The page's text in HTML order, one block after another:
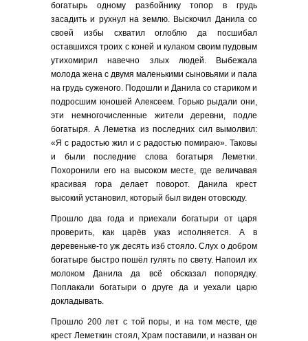
богатырь одному разбойнику топор в грудь
засадить и рухнул на землю. Выскочил Данила со
своей избы схватил оглоблю да посшибал
оставшихся троих с коней и кулаком своим пудовым
утихомирил навечно злых людей. Выбежала
молода жена с двумя маленькими сыновьями и пала
на грудь суженого. Подошли и Данила со стариком и
подросшим юношей Алексеем. Горько рыдали они,
эти немногочисленные жители деревни, подле
богатыря. А Леметка из последних сил вымолвил:
«Я с радостью жил и с радостью помираю». Таковы
и были последние слова богатыря Леметки.
Похоронили его на высоком месте, где величавая
красивая гора делает поворот. Данила крест
высокий установил, который был виден отовсюду.
Прошло два года и приехали богатыри от царя
проверить, как царёв указ исполняется. А в
деревеньке-то уж десять изб стояло. Слух о добром
богатыре быстро пошёл гулять по свету. Напоил их
молоком Данила да всё обсказал попорядку.
Поплакали богатыри о друге да и уехали царю
докладывать.
Прошло 200 лет с той поры, и на том месте, где
крест Леметкин стоял, Храм поставили, и назван он